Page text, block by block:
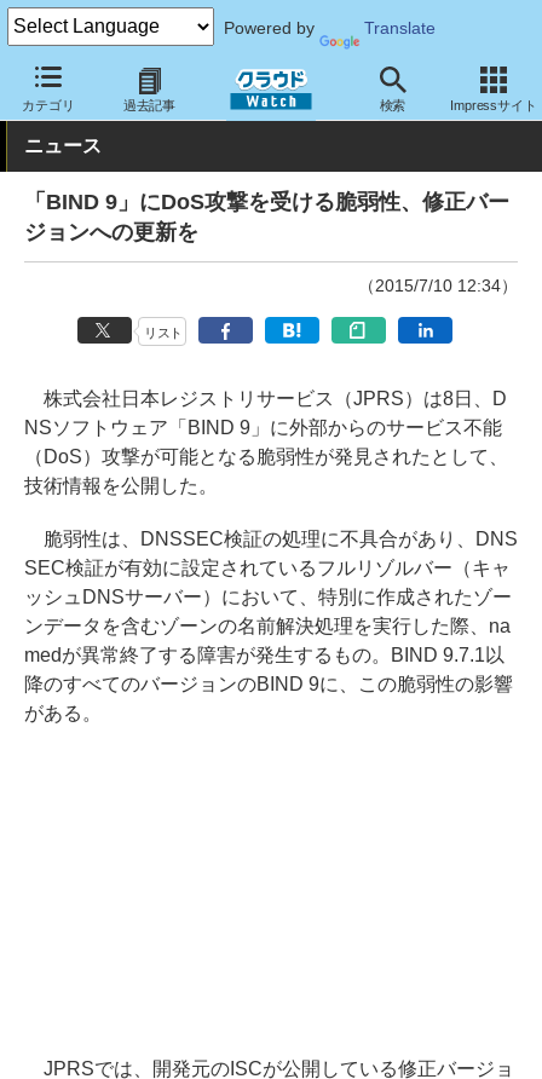
Powered by Translate
カテゴリ 過去記事 検索 Impressサイト
クラウド Watch セキュリティ 脆弱性情報
ニュース
「BIND 9」にDoS攻撃を受ける脆弱性、修正バー
ジョンへの更新を
（2015/7/10 12:34）
リスト
株式会社日本レジストリサービス（JPRS）は8日、D
NSソフトウェア「BIND 9」に外部からのサービス不能
（DoS）攻撃が可能となる脆弱性が発見されたとして、
技術情報を公開した。
脆弱性は、DNSSEC検証の処理に不具合があり、DNS
SEC検証が有効に設定されているフルリゾルバー（キャ
ッシュDNSサーバー）において、特別に作成されたゾー
ンデータを含むゾーンの名前解決処理を実行した際、na
medが異常終了する障害が発生するもの。BIND 9.7.1以
降のすべてのバージョンのBIND 9に、この脆弱性の影響
がある。
JPRSでは、開発元のISCが公開している修正バージョ